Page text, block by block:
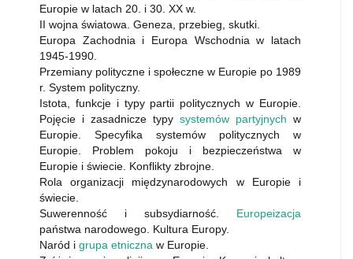
Europie w latach 20. i 30. XX w.
II wojna światowa. Geneza, przebieg, skutki.
Europa Zachodnia i Europa Wschodnia w latach
1945-1990.
Przemiany polityczne i społeczne w Europie po 1989
r. System polityczny.
Istota, funkcje i typy partii politycznych w Europie.
Pojęcie i zasadnicze typy systemów partyjnych w
Europie. Specyfika systemów politycznych w
Europie. Problem pokoju i bezpieczeństwa w
Europie i świecie. Konflikty zbrojne.
Rola organizacji międzynarodowych w Europie i
świecie.
Suwerenność i subsydiarność. Europeizacja
państwa narodowego. Kultura Europy.
Naród i grupa etniczna w Europie.